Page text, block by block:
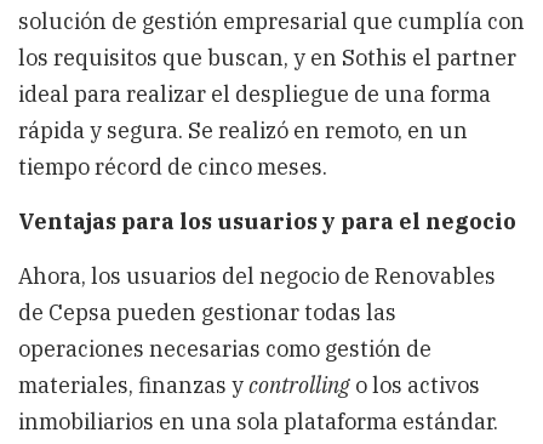
solución de gestión empresarial que cumplía con
los requisitos que buscan, y en Sothis el partner
ideal para realizar el despliegue de una forma
rápida y segura. Se realizó en remoto, en un
tiempo récord de cinco meses.
Ventajas para los usuarios y para el negocio
Ahora, los usuarios del negocio de Renovables
de Cepsa pueden gestionar todas las
operaciones necesarias como gestión de
materiales, finanzas ycontrolling o los activos
inmobiliarios en una sola plataforma estándar.